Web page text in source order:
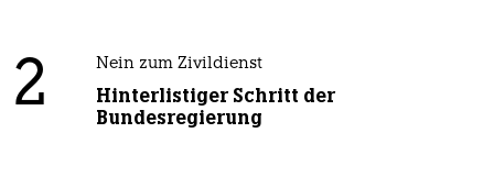
2 Nein zum Zivildienst
Hinterlistiger Schritt der
Bundesregierung